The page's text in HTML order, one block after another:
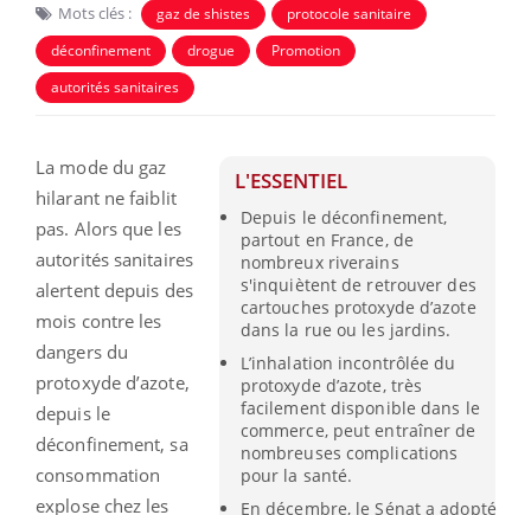
Mots clés : gaz de shistes
protocole sanitaire
déconfinement
drogue
Promotion
autorités sanitaires
L'ESSENTIEL
Depuis le déconfinement,
partout en France, de
nombreux riverains
s'inquiètent de retrouver des
cartouches protoxyde d’azote
dans la rue ou les jardins.
L’inhalation incontrôlée du
protoxyde d’azote, très
facilement disponible dans le
commerce, peut entraîner de
nombreuses complications
pour la santé.
En décembre, le Sénat a adopté
La mode du gaz
hilarant ne faiblit
pas. Alors que les
autorités sanitaires
alertent depuis des
mois contre les
dangers du
protoxyde d’azote,
depuis le
déconfinement, sa
consommation
explose chez les